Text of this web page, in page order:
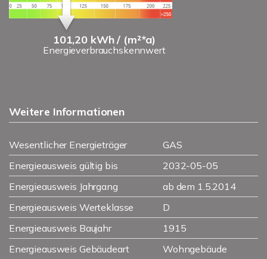
101,20 kWh / (m²*a)
Energieverbrauchskennwert
Weitere Informationen
Wesentlicher Energieträger
GAS
Energieausweis gültig bis
2032-05-05
Energieausweis Jahrgang
ab dem 1.5.2014
Energieausweis Werteklasse
D
Energieausweis Baujahr
1915
Energieausweis Gebäudeart
Wohngebäude